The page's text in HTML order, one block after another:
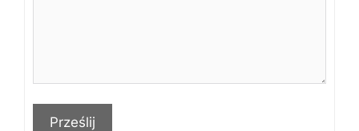
Prześlij